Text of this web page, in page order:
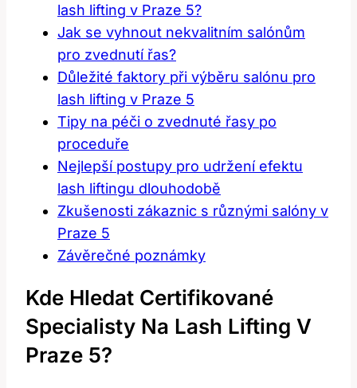
lash lifting v Praze 5?
Jak se vyhnout nekvalitním salónům
pro zvednutí řas?
Důležité faktory⁢ při výběru salónu pro
lash lifting v Praze 5
Tipy na‍ péči⁤ o zvednuté řasy po
proceduře
Nejlepší​ postupy pro udržení efektu
lash liftingu ​dlouhodobě
Zkušenosti zákaznic s různými salóny v
Praze 5
Závěrečné poznámky
Kde Hledat Certifikované⁣
Specialisty Na Lash Lifting V
Praze 5?